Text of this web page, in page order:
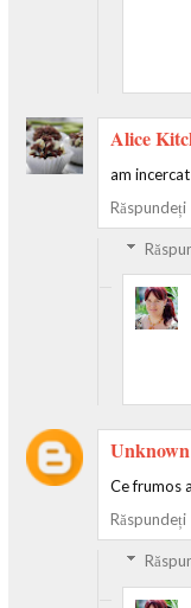
Alice
am
Răspundeți
Unknown
Ce frumos
Răspundeți